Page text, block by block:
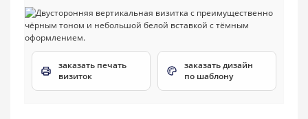
заказать печать
визиток
заказать дизайн
по шаблону